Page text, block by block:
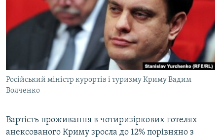
ДЕПОРТАЦІЯ
ВІДЕОУРОКИ «ELIFBE»
СВІДЧЕННЯ ОКУПАЦІЇ
УКРАЇНСЬКА ПРОБЛЕМА КРИМУ
ІНФОГРАФІКА
ЯК ОБІЙТИ БЛОКУВАННЯ
Qırımtatar
ДОЛУЧАЙСЯ!
Усі сайти RFE/RL
Російський міністр курортів і туризму Криму Вадим
Волченко
Вартість проживання в чотиризіркових готелях
анексованого Криму зросла до 12% порівняно з